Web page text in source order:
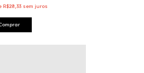
R$28,33 sem juros